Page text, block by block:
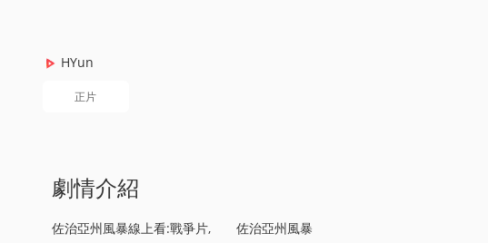
HYun
正片
劇情介紹
佐治亞州風暴線上看:戰爭片, 佐治亞州風暴